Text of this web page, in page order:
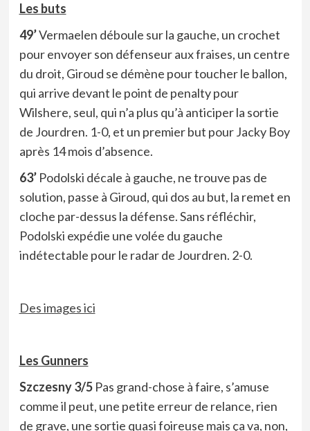
Les buts
49’Vermaelen déboule sur la gauche, un crochet
pour envoyer son défenseur aux fraises, un centre
du droit, Giroud se démène pour toucher le ballon,
qui arrive devant le point de penalty pour
Wilshere, seul, qui n’a plus qu’à anticiper la sortie
de Jourdren. 1-0, et un premier but pour Jacky Boy
après 14 mois d’absence.
63’Podolski décale à gauche, ne trouve pas de
solution, passe à Giroud, qui dos au but, la remet en
cloche par-dessus la défense. Sans réfléchir,
Podolski expédie une volée du gauche
indétectable pour le radar de Jourdren. 2-0.
Des images ici
Les Gunners
Szczesny 3/5Pas grand-chose à faire, s’amuse
comme il peut, une petite erreur de relance, rien
de grave, une sortie quasi foireuse mais ça va, non,